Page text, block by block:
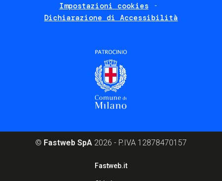
Impostazioni cookies
Dichiarazione di Accessibilità
© Fastweb SpA 2026 - P.IVA 12878470157
Fastweb.it